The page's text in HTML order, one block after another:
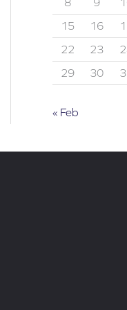
15
16
22
23
29
30
« Feb